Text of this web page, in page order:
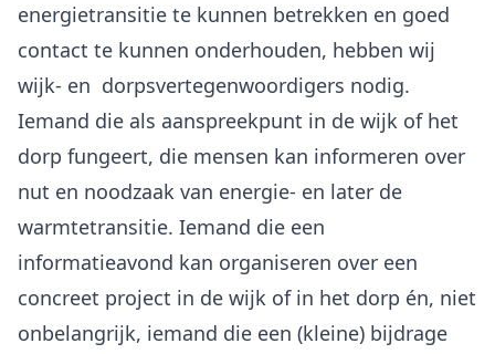
energietransitie te kunnen betrekken en goed
contact te kunnen onderhouden, hebben wij
wijk- en dorpsvertegenwoordigers nodig.
Iemand die als aanspreekpunt in de wijk of het
dorp fungeert, die mensen kan informeren over
nut en noodzaak van energie- en later de
warmtetransitie. Iemand die een
informatieavond kan organiseren over een
concreet project in de wijk of in het dorp én, niet
onbelangrijk, iemand die een (kleine) bijdrage